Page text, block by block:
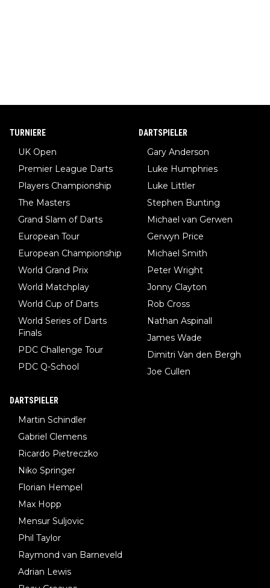
TURNIERE
UK Open
Premier League Darts
Players Championship
The Masters
Grand Slam of Darts
European Tour
European Championship
World Grand Prix
World Matchplay
World Cup of Darts
World Series of Darts
Finals
PDC Challenge Tour
PDC Q-School
DARTSPIELER
Gary Anderson
Luke Humphries
Luke Littler
Stephen Bunting
Michael van Gerwen
Gerwyn Price
Michael Smith
Peter Wright
Jonny Clayton
Rob Cross
Nathan Aspinall
James Wade
Dimitri Van den Bergh
Joe Cullen
DARTSPIELER
Martin Schindler
Gabriel Clemens
Ricardo Pietreczko
Niko Springer
Florian Hempel
Max Hopp
Mensur Suljovic
Phil Taylor
Raymond van Barneveld
Adrian Lewis